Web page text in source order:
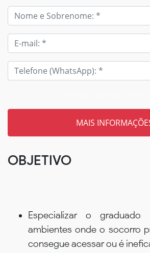
OBJETIVO
Especializar o
ambientes onde o socorro
consegue acessar ou é